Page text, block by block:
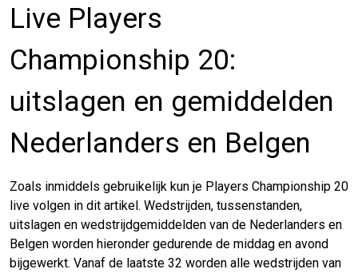
Live Players
Championship 20:
uitslagen en gemiddelden
Nederlanders en Belgen
Zoals inmiddels gebruikelijk kun je Players Championship 20
live volgen in dit artikel. Wedstrijden, tussenstanden,
uitslagen en wedstrijdgemiddelden van de Nederlanders en
Belgen worden hieronder gedurende de middag en avond
bijgewerkt. Vanaf de laatste 32 worden alle wedstrijden van